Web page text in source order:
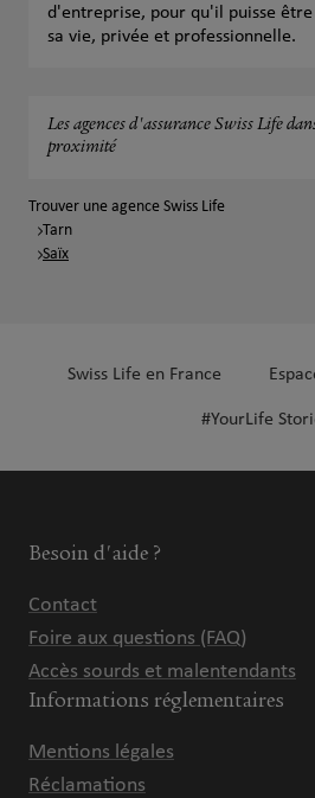
d'entreprise, pour qu'il puisse
sa vie, privée et professionnelle.
Les agences d'assurance Swiss Life
proximité
Trouver une agence Swiss Life
Tarn
Saïx
Swiss Life en France
#YourLife
Besoin d'aide ?
Contact
Foire aux questions (FAQ)
Accès sourds et malentendants
Informations réglementaires
Mentions légales
Réclamations